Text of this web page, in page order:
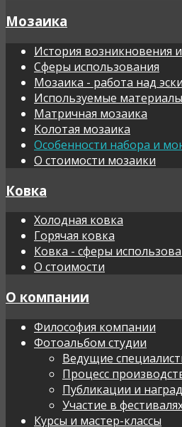
Мозаика
История возникновения
Сферы использования
Мозаика - работа над
Используемые материалы
Матричная мозаика
Колотая мозаика
Особенности набора и
О стоимости мозаики
Ковка
Холодная ковка
Горячая ковка
Ковка - сферы
О стоимости
О компании
Философия компании
Фотоальбом студии
Ведущие
Процесс
Публикации и
Участие в
Курсы и мастер-классы